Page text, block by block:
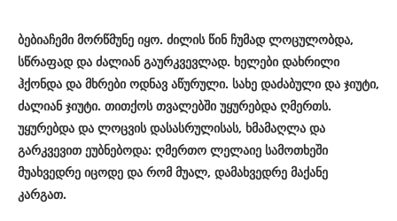
ბებიაჩემი მორწმუნე იყო. ძილის წინ ჩუმად ლოცულობდა,
სწრაფად და ძალიან გაურკვევლად. ხელები დახრილი
ჰქონდა და მხრები ოდნავ აწურული. სახე დაძაბული და ჯიუტი,
ძალიან ჯიუტი. თითქოს თვალებში უყურებდა ღმერთს.
უყურებდა და ლოცვის დასასრულისას, ხმამაღლა და
გარკვევით ეუბნებოდა: ღმერთო ლელაიე სამოთხეში
მუახვედრე იცოდე და რომ მუალ, დამახვედრე მაქანე
კარგათ.